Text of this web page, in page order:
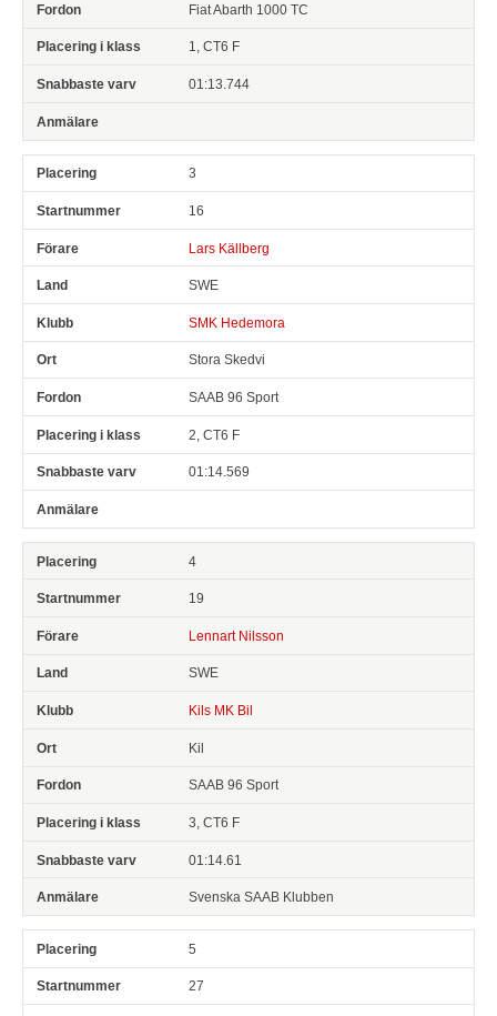
Fiat Abarth 1000 TC
1, CT6 F
01:13.744
3
16
Lars Källberg
SWE
SMK Hedemora
Stora Skedvi
SAAB 96 Sport
2, CT6 F
01:14.569
4
19
Lennart Nilsson
SWE
Kils MK Bil
Kil
SAAB 96 Sport
3, CT6 F
01:14.61
Svenska SAAB Klubben
5
27